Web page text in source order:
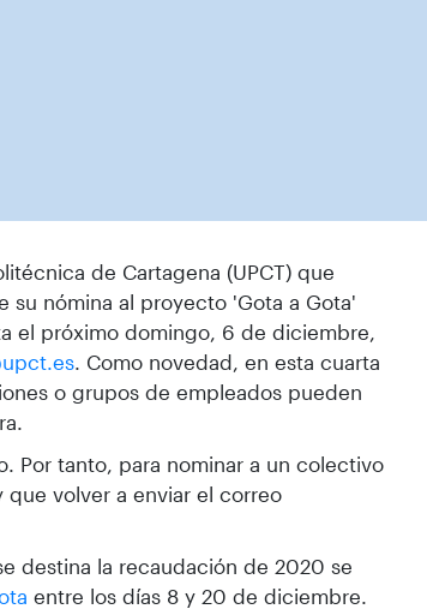
de Cartagena (UPCT) que
su nómina al proyecto 'Gota a Gota'
el próximo domingo, 6 de diciembre,
. Como novedad, en esta cuarta
o grupos de empleados pueden
Por tanto, para nominar a un colectivo
que volver a enviar el correo
destina la recaudación de 2020 se
entre los días 8 y 20 de diciembre.